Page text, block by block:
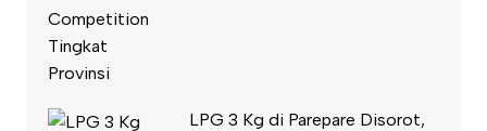
LPG 3 Kg di Parepare Disorot,